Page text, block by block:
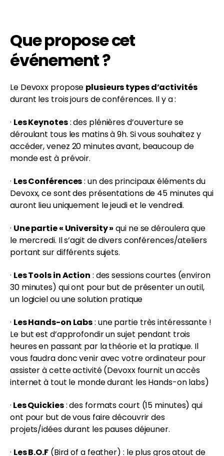
Que propose cet
événement ?
Le Devoxx propose plusieurs types d’activités
durant les trois jours de conférences. Il y a :
· Les Keynotes: des plénières d’ouverture se
déroulant tous les matins à 9h. Si vous souhaitez y
accéder, venez 20 minutes avant, beaucoup de
monde est à prévoir.
· Les Conférences: un des principaux éléments du
Devoxx, ce sont des présentations de 45 minutes qui
auront lieu uniquement le jeudi et le vendredi.
· Une partie « University » qui ne se déroulera que
le mercredi. Il s’agit de divers conférences/ateliers
portant sur différents sujets.
· Les Tools in Action : des sessions courtes (environ
30 minutes) qui ont pour but de présenter un outil,
un logiciel ou une solution pratique
· Les Hands-on Labs: une partie très intéressante !
Le but est d’approfondir un sujet pendant trois
heures en passant par la théorie et la pratique. Il
vous faudra donc venir avec votre ordinateur pour
assister à cette activité (Devoxx fournit un accès
internet à tout le monde durant les Hands-on labs)
· Les Quickies: des formats court (15 minutes) qui
ont pour but de vous faire découvrir des
projets/idées durant les pauses déjeuner.
· Les B.O.F(Bird of a feather) : le plus gros atout de